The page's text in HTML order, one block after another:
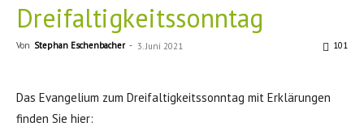
Dreifaltigkeitssonntag
Von Stephan Eschenbacher - 3. Juni 2021 101
Das Evangelium zum Dreifaltigkeitssonntag mit Erklärungen
finden Sie hier: